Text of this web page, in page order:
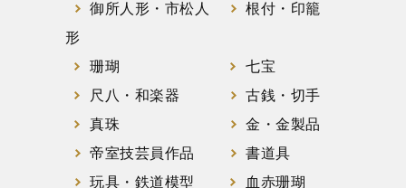
御所人形・市松人
形
根付・印籠
珊瑚
七宝
尺八・和楽器
古銭・切手
真珠
金・金製品
帝室技芸員作品
書道具
玩具・鉄道模型
血赤珊瑚